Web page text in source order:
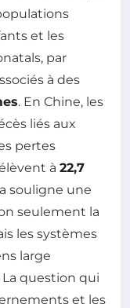
et les
par
à des
. En Chine, les
liés aux
pertes
à 22,7
souligne une
seulement la
les systèmes
large
question qui
et les